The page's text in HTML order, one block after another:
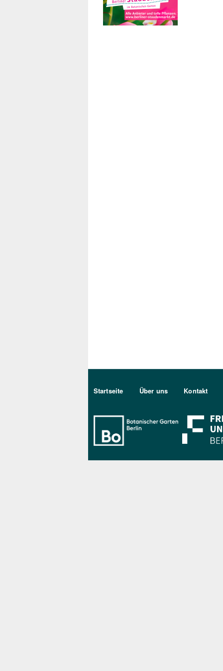
Sekundärmenu DE
Startseite Über uns Kontakt
Bo Berlin